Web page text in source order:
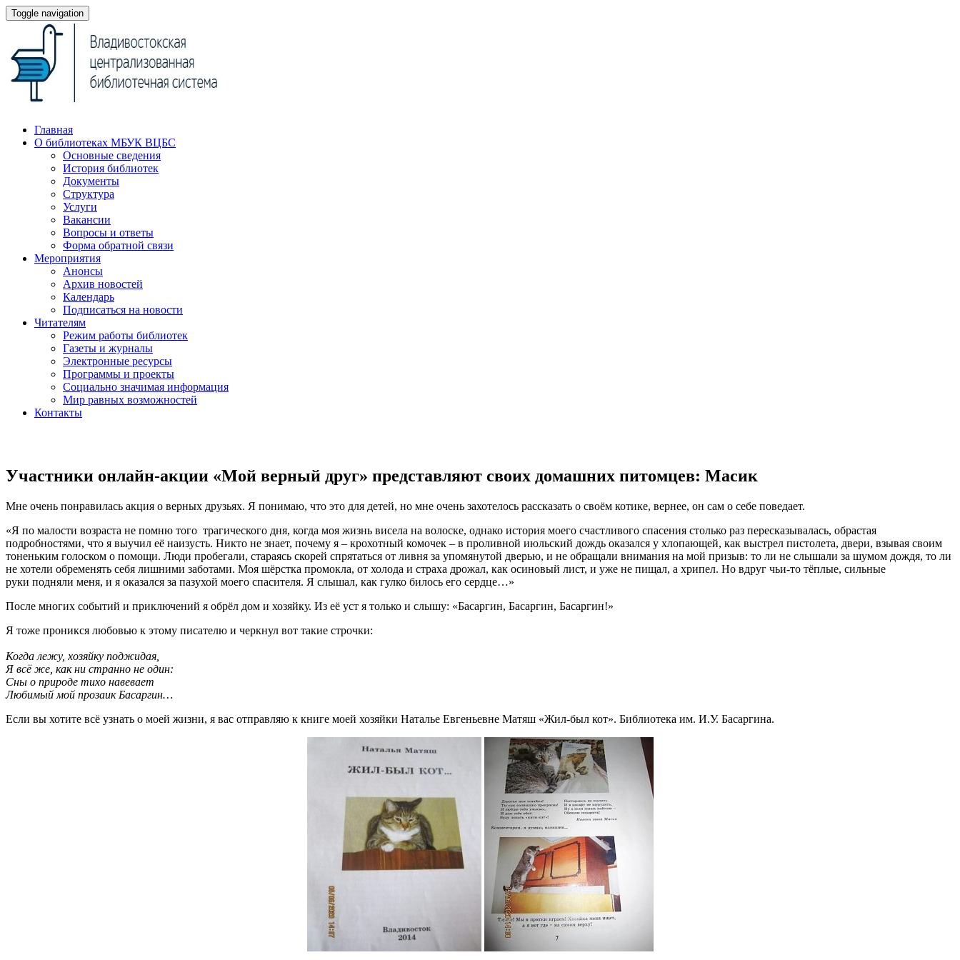
Toggle navigation
Главная
О библиотеках МБУК ВЦБС
Основные сведения
История библиотек
Документы
Структура
Услуги
Вакансии
Вопросы и ответы
Форма обратной связи
Мероприятия
Анонсы
Архив новостей
Календарь
Подписаться на новости
Читателям
Режим работы библиотек
Газеты и журналы
Электронные ресурсы
Программы и проекты
Социально значимая информация
Мир равных возможностей
Контакты
Участники онлайн-акции «Мой верный друг» представляют своих домашних питомцев: Масик
Мне очень понравилась акция о верных друзьях. Я понимаю, что это для детей, но мне очень захотелось рассказать о своём котике, вернее, он сам о себе поведает.
«Я по малости возраста не помню того трагического дня, когда моя жизнь висела на волоске, однако история моего счастливого спасения столько раз пересказывалась, обрастая
подробностями, что я выучил её наизусть. Никто не знает, почему я – крохотный комочек – в проливной июльский дождь оказался у хлопающей, как выстрел пистолета, двери, взывая своим
тоненьким голоском о помощи. Люди пробегали, стараясь скорей спрятаться от ливня за упомянутой дверью, и не обращали внимания на мой призыв: то ли не слышали за шумом дождя, то ли
не хотели обременять себя лишними заботами. Моя шёрстка промокла, от холода и страха дрожал, как осиновый лист, и уже не пищал, а хрипел. Но вдруг чьи-то тёплые, сильные
руки подняли меня, и я оказался за пазухой моего спасителя. Я слышал, как гулко билось его сердце…»
После многих событий и приключений я обрёл дом и хозяйку. Из её уст я только и слышу: «Басаргин, Басаргин, Басаргин!»
Я тоже проникся любовью к этому писателю и черкнул вот такие строчки:
Когда лежу, хозяйку поджидая,
Я всё же, как ни странно не один:
Сны о природе тихо навевает
Любимый мой прозаик Басаргин…
Если вы хотите всё узнать о моей жизни, я вас отправляю к книге моей хозяйки Наталье Евгеньевне Матяш «Жил-был кот». Библиотека им. И.У. Басаргина.